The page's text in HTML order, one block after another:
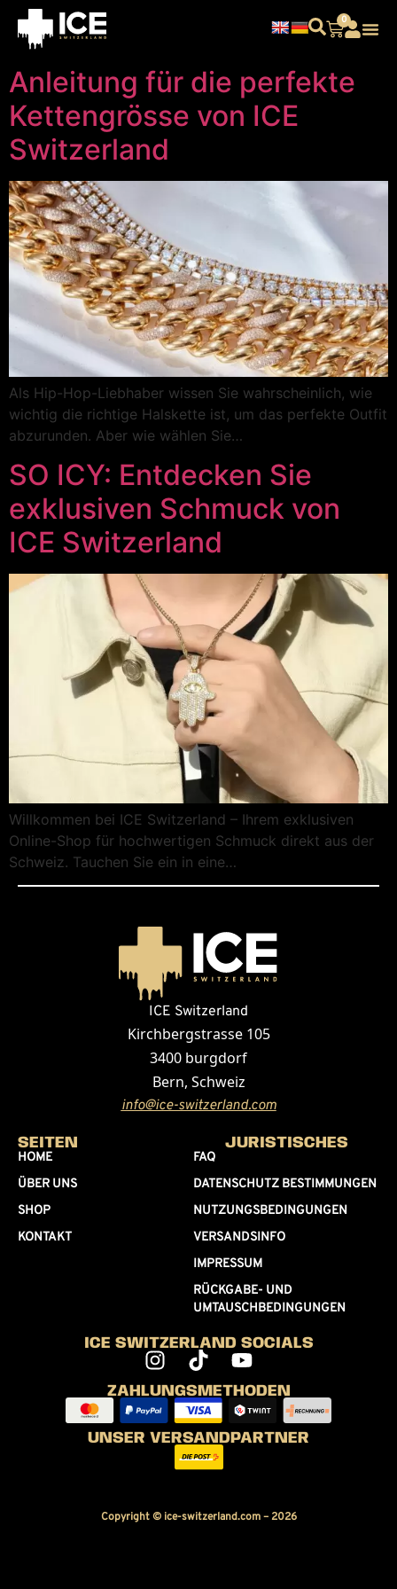
0
Anleitung für die perfekte
Kettengrösse von ICE
Switzerland
Als Hip-Hop-Liebhaber wissen Sie wahrscheinlich, wie
wichtig die richtige Halskette ist, um das perfekte Outfit
abzurunden. Aber wie wählen Sie…
SO ICY: Entdecken Sie
exklusiven Schmuck von
ICE Switzerland
Willkommen bei ICE Switzerland – Ihrem exklusiven
Online-Shop für hochwertigen Schmuck direkt aus der
Schweiz. Tauchen Sie ein in eine…
ICE Switzerland
Kirchbergstrasse 105
3400 burgdorf
Bern, Schweiz
info@ice-switzerland.com
SEITEN
HOME
ÜBER UNS
SHOP
KONTAKT
JURISTISCHES
FAQ
DATENSCHUTZ BESTIMMUNGEN
NUTZUNGSBEDINGUNGEN
VERSANDSINFO
IMPRESSUM
RÜCKGABE- UND
UMTAUSCHBEDINGUNGEN
ICE SWITZERLAND SOCIALS
ZAHLUNGSMETHODEN
UNSER VERSANDPARTNER
Copyright © ice-switzerland.com – 2026